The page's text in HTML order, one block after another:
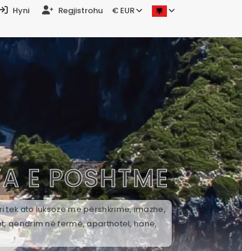
Hyni Regjistrohu € EUR
E POSHTME
ato luksoze me përshkrime, imazhe,
qëndrim në fermë, aparthotel, hanë,